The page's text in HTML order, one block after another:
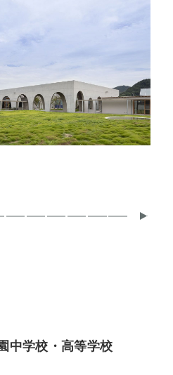
中学校・高等学校